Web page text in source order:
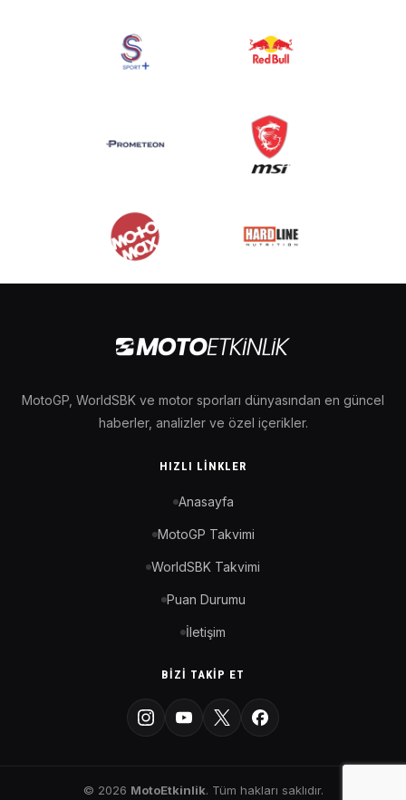
MotoGP, WorldSBK ve motor sporları dünyasından en güncel
haberler, analizler ve özel içerikler.
HIZLI LINKLER
Anasayfa
MotoGP Takvimi
WorldSBK Takvimi
Puan Durumu
İletişim
BIZI TAKIP ET
© 2026 MotoEtkinlik. Tüm hakları saklıdır.